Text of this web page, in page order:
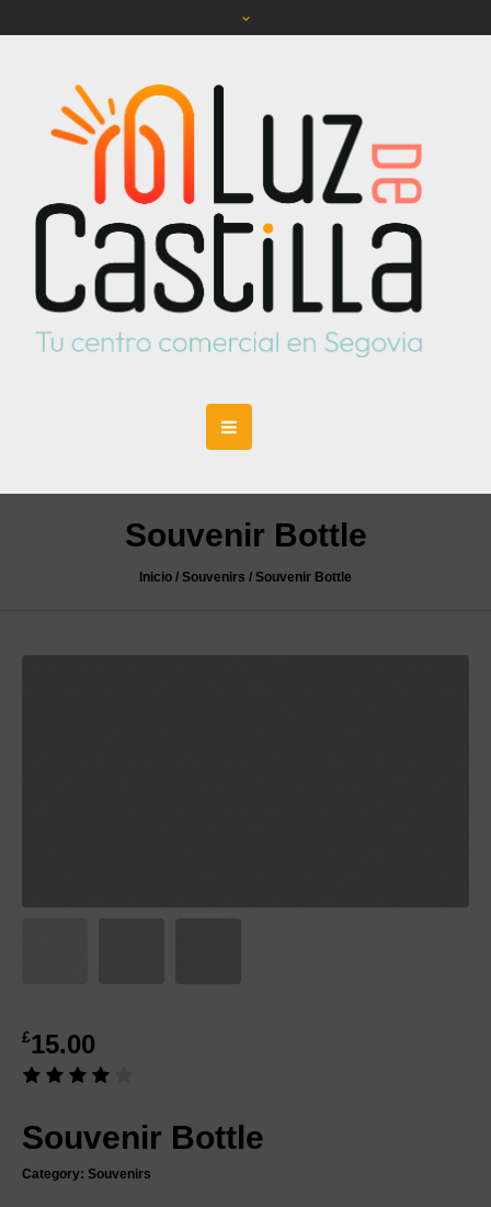
Souvenir Bottle
Inicio / Souvenirs / Souvenir Bottle
£15.00
Souvenir Bottle
Category: Souvenirs